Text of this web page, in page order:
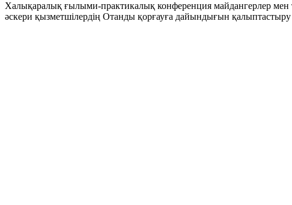
Халықаралық ғылыми-практикалық конференция майдангерлер мен
әскери қызметшілердің Отанды қорғауға дайындығын